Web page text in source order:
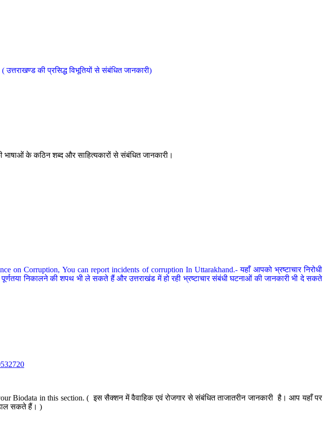
की प्रसिद्ध विभूतियों से संबंधित जानकारी)
के कठिन शब्द और साहित्यकारों से संबंधित जानकारी।
on Corruption, You can report incidents of corruption In Uttarakhand.- यहाँ आपको भ्रष्टाचार निरोधी
निकालने की शपथ भी ले सकते हैं और उत्तराखंड में हो रही भ्रष्टाचार संबंधी घटनाओं की जानकारी भी दे सकते
Biodata in this section. ( इस सैक्शन में वैवाहिक एवं रोजगार से संबंधित ताजातरीन जानकारी है। आप यहाँ पर
सकते हैं। )